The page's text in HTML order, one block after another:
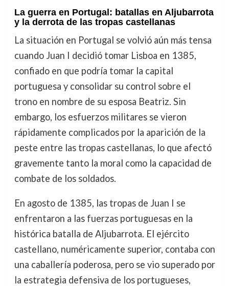
La guerra en Portugal: batallas en Aljubarrota
y la derrota de las tropas castellanas
La situación en Portugal se volvió aún más tensa
cuando Juan I decidió tomar Lisboa en 1385,
confiado en que podría tomar la capital
portuguesa y consolidar su control sobre el
trono en nombre de su esposa Beatriz. Sin
embargo, los esfuerzos militares se vieron
rápidamente complicados por la aparición de la
peste entre las tropas castellanas, lo que afectó
gravemente tanto la moral como la capacidad de
combate de los soldados.
En agosto de 1385, las tropas de Juan I se
enfrentaron a las fuerzas portuguesas en la
histórica batalla de Aljubarrota. El ejército
castellano, numéricamente superior, contaba con
una caballería poderosa, pero se vio superado por
la estrategia defensiva de los portugueses,